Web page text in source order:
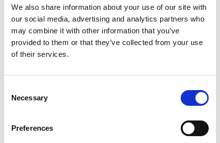
We also share information about your use of our site with
our social media, advertising and analytics partners who
may combine it with other information that you’ve
provided to them or that they’ve collected from your use
of their services.
Selection
Necessary
Preferences
Artikelnummer.: C18653-PINK
Coastal Dreams
Artikelnummer.: C18653-WHITE
Coastal Dreams